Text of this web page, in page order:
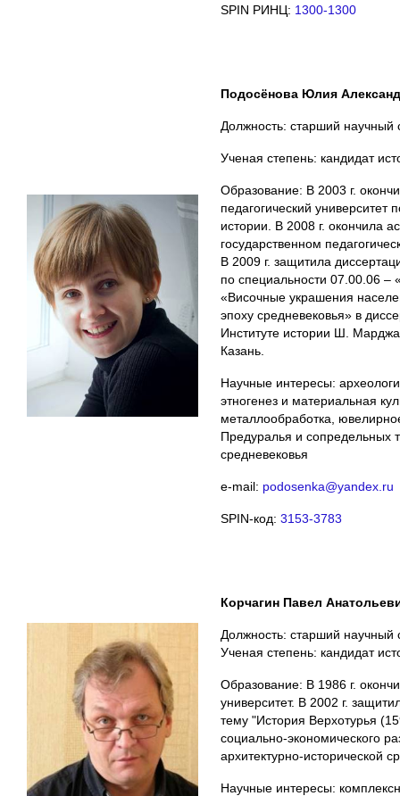
SPIN РИНЦ: 1300-1300
Подосёнова Юлия
Должность: старший научный
Ученая степень: кандидат
Образование: В 2003 г.
педагогический университет
истории. В 2008 г. окончила
государственном
В 2009 г. защитила
по специальности 07.00.06 –
«Височные украшения
эпоху средневековья» в
Институте истории Ш.
Казань.
Научные интересы:
этногенез и материальная
металлообработка,
Предуралья и сопредельных
средневековья
e-mail: podosenka@yandex.ru
SPIN-код: 3153-3783
Корчагин Павел
Должность: старший научный
Ученая степень: кандидат
Образование: В 1986 г.
университет. В 2002 г.
тему "История Верхотурья
социально-экономического
архитектурно-исторической
Научные интересы: